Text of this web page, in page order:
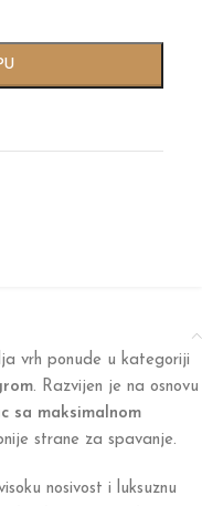
vrh ponude u kategoriji
. Razvijen je na osnovu
sa maksimalnom
strane za spavanje.
nosivost i luksuznu